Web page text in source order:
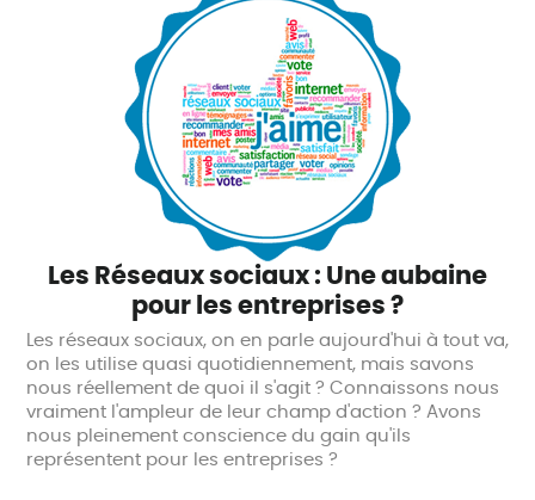
Les Réseaux sociaux : Une aubaine
pour les entreprises ?
Les réseaux sociaux, on en parle aujourd'hui à tout va,
on les utilise quasi quotidiennement, mais savons
nous réellement de quoi il s'agit ? Connaissons nous
vraiment l'ampleur de leur champ d'action ? Avons
nous pleinement conscience du gain qu'ils
représentent pour les entreprises ?